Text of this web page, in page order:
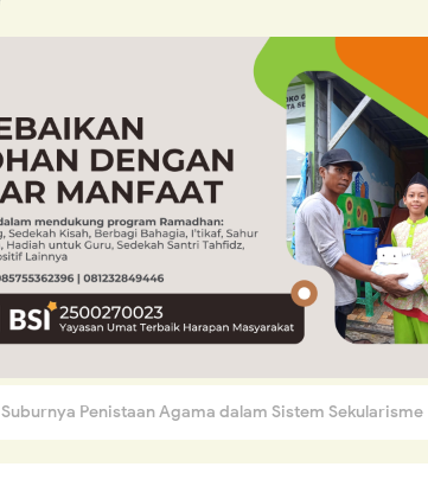
Suburnya Penistaan Agama dalam Sistem Sekularisme